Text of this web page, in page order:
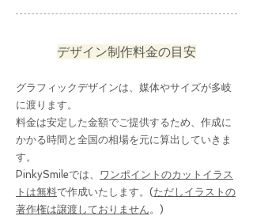
デザイン制作料金の目安
グラフィックデザインは、媒体やサイズが多岐
に渡ります。
料金は安定した金額でご提供するため、作成に
かかる時間と全国の相場を元に算出していきま
す。
PinkySmileでは、 ワンポイントのカットイラス
トは無料で作成いたします。(ただしイラストの
著作権は譲渡しておりません。)